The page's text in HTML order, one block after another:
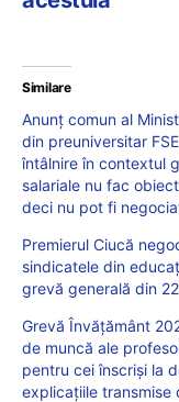
Similare
Anunț comun al
din preuniversitar
întâlnire în contextul
salariale nu fac
deci nu pot fi
Premierul Ciucă
sindicatele din
grevă generală din
Grevă Învățământ
de muncă ale
pentru cei înscriși la
explicațiile transmise